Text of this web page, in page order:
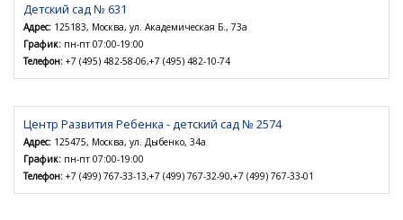
Детский сад № 631
Адрес: 125183, Москва, ул. Академическая Б., 73а
График: пн-пт 07:00-19:00
Телефон: +7 (495) 482-58-06,+7 (495) 482-10-74
Центр Развития Ребенка - детский сад № 2574
Адрес: 125475, Москва, ул. Дыбенко, 34а
График: пн-пт 07:00-19:00
Телефон: +7 (499) 767-33-13,+7 (499) 767-32-90,+7 (499) 767-33-01